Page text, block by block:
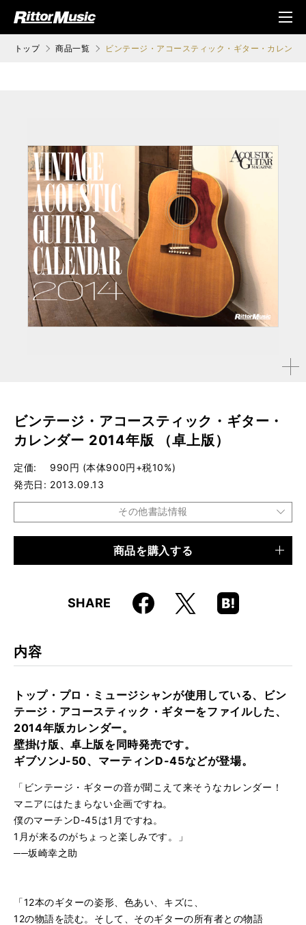
ジック (Rittor Musi
メニ
ュ
トップ 商品一覧 ビンテージ・アコースティック・ギター・カレン
拡大す
ビンテージ・アコースティック・ギター・
カレンダー 2014年版 （卓上版）
定価
990円 (本体900円+税10%)
発売日
2013.09.13
その他書誌情報
9784845622726
商品を購入する
SHARE Faceboo
k
X
Hatena
Boo
内容
トップ・プロ・ミュージシャンが使用している、ビン
テージ・アコースティック・ギターをファイルした、
2014年版カレンダー。
壁掛け版、卓上版を同時発売です。
ギブソンJ-50、マーティンD-45などが登場。
「ビンテージ・ギターの音が聞こえて来そうなカレンダー！
マニアにはたまらない企画ですね。
僕のマーチンD-45は1月ですね。
1月が来るのがちょっと楽しみです。」
──坂崎幸之助
「12本のギターの姿形、色あい、キズに、
12の物語を読む。そして、そのギターの所有者との物語